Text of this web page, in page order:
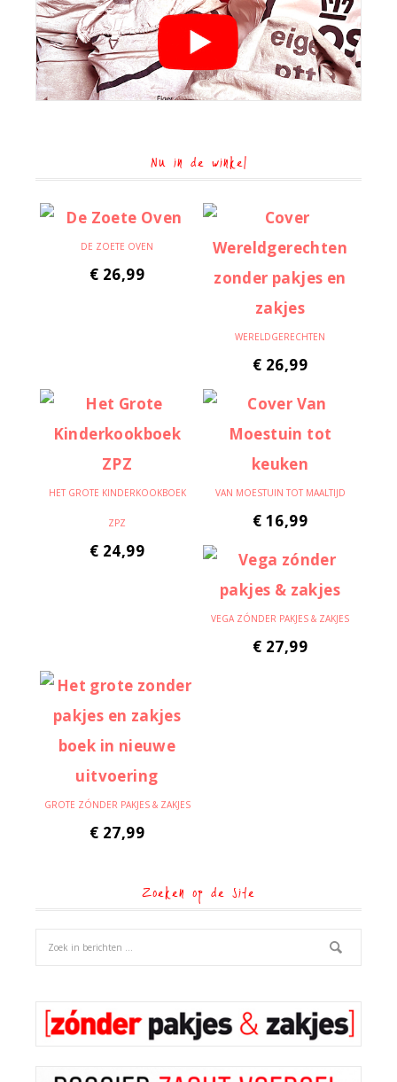
Nu in de winkel
DE ZOETE OVEN
€ 26,99
WERELDGERECHTEN
€ 26,99
HET GROTE KINDERKOOKBOEK
ZPZ
€ 24,99
VAN MOESTUIN TOT MAALTIJD
€ 16,99
VEGA ZÓNDER PAKJES & ZAKJES
€ 27,99
GROTE ZÓNDER PAKJES & ZAKJES
€ 27,99
Zoeken op de site